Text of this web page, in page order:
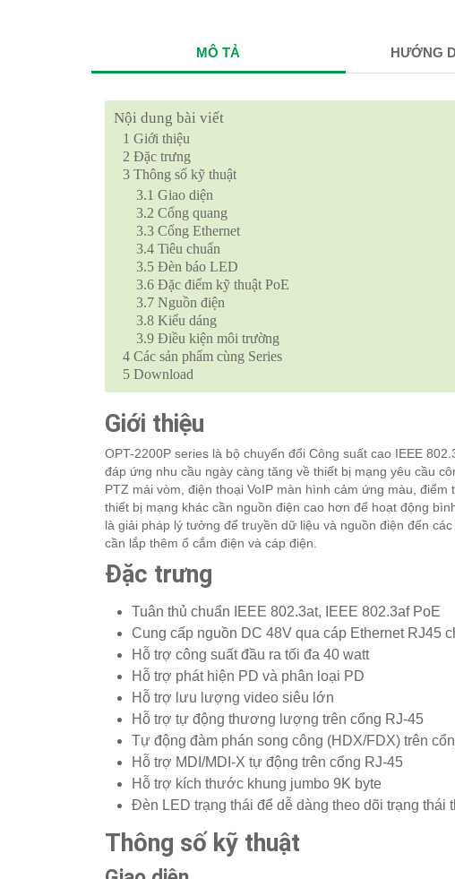
MÔ TẢ HƯỚNG
Nội dung bài viết
1 Giới thiệu
2 Đặc trưng
3 Thông số kỹ thuật
3.1 Giao diện
3.2 Cổng quang
3.3 Cổng Ethernet
3.4 Tiêu chuẩn
3.5 Đèn báo LED
3.6 Đặc điểm kỹ thuật PoE
3.7 Nguồn điện
3.8 Kiểu dáng
3.9 Điều kiện môi trường
4 Các sản phẩm cùng Series
5 Download
Giới thiệu
OPT-2200P series là bộ chuyển đổi Công suất cao IEEE
đáp ứng nhu cầu ngày càng tăng về thiết bị mạng yêu cầu
PTZ mái vòm, điện thoại VoIP màn hình cảm ứng màu,
thiết bị mạng khác cần nguồn điện cao hơn để hoạt động
là giải pháp lý tưởng để truyền dữ liệu và nguồn điện đến
cần lắp thêm ổ cắm điện và cáp điện.
Đặc trưng
Tuân thủ chuẩn IEEE 802.3at, IEEE 802.3af PoE
Cung cấp nguồn DC 48V qua cáp Ethernet RJ45
Hỗ trợ công suất đầu ra tối đa 40 watt
Hỗ trợ phát hiện PD và phân loại PD
Hỗ trợ lưu lượng video siêu lớn
Hỗ trợ tự động thương lượng trên cổng RJ-45
Tự động đàm phán song công (HDX/FDX) trên
Hỗ trợ MDI/MDI-X tự động trên cổng RJ-45
Hỗ trợ kích thước khung jumbo 9K byte
Đèn LED trạng thái để dễ dàng theo dõi trạng thái
Thông số kỹ thuật